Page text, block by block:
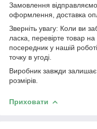
Замовлення
оформлення, доставка
Зверніть увагу: Коли ви
ласка, перевірте товар на
посередник у нашій
точку в угоді.
Виробник завжди
розмірів.
Приховати